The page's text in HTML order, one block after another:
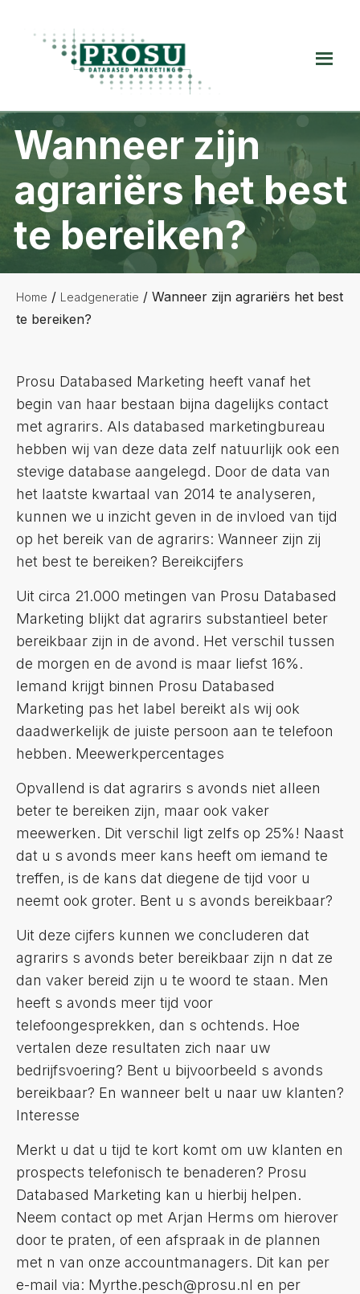
hoofdnavigatie
voettekst
Prosu
Databased
Marketing
Wanneer zijn
agrariërs het best
te bereiken?
Home / Leadgeneratie / Wanneer zijn agrariërs het best
te bereiken?
Prosu Databased Marketing heeft vanaf het
begin van haar bestaan bijna dagelijks contact
met agrarirs. Als databased marketingbureau
hebben wij van deze data zelf natuurlijk ook een
stevige database aangelegd. Door de data van
het laatste kwartaal van 2014 te analyseren,
kunnen we u inzicht geven in de invloed van tijd
op het bereik van de agrarirs: Wanneer zijn zij
het best te bereiken? Bereikcijfers
Uit circa 21.000 metingen van Prosu Databased
Marketing blijkt dat agrarirs substantieel beter
bereikbaar zijn in de avond. Het verschil tussen
de morgen en de avond is maar liefst 16%.
Iemand krijgt binnen Prosu Databased
Marketing pas het label bereikt als wij ook
daadwerkelijk de juiste persoon aan te telefoon
hebben. Meewerkpercentages
Opvallend is dat agrarirs s avonds niet alleen
beter te bereiken zijn, maar ook vaker
meewerken. Dit verschil ligt zelfs op 25%! Naast
dat u s avonds meer kans heeft om iemand te
treffen, is de kans dat diegene de tijd voor u
neemt ook groter. Bent u s avonds bereikbaar?
Uit deze cijfers kunnen we concluderen dat
agrarirs s avonds beter bereikbaar zijn n dat ze
dan vaker bereid zijn u te woord te staan. Men
heeft s avonds meer tijd voor
telefoongesprekken, dan s ochtends. Hoe
vertalen deze resultaten zich naar uw
bedrijfsvoering? Bent u bijvoorbeeld s avonds
bereikbaar? En wanneer belt u naar uw klanten?
Interesse
Merkt u dat u tijd te kort komt om uw klanten en
prospects telefonisch te benaderen? Prosu
Databased Marketing kan u hierbij helpen.
Neem contact op met Arjan Herms om hierover
door te praten, of een afspraak in de plannen
met n van onze accountmanagers. Dit kan per
e-mail via: Myrthe.pesch@prosu.nl en per